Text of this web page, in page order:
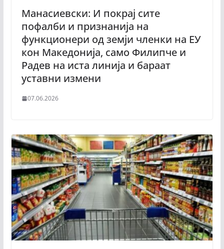
Манасиевски: И покрај сите
пофалби и признанија на
функционери од земји членки на ЕУ
кон Македонија, само Филипче и
Радев на иста линија и бараат
уставни измени
07.06.2026